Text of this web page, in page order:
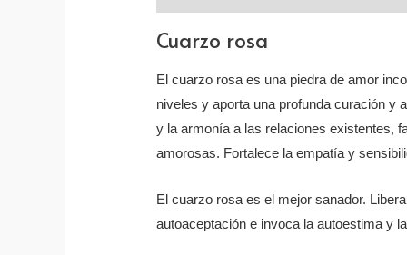
Cuarzo rosa
El cuarzo rosa es una piedra de amor
niveles y aporta una profunda curación y
y la armonía a las relaciones existentes,
amorosas. Fortalece la empatía y
El cuarzo rosa es el mejor sanador.
autoaceptación e invoca la autoestima y